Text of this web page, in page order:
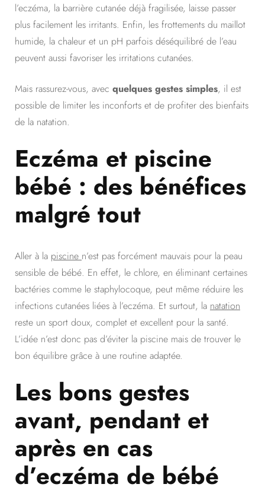
l’eczéma, la barrière cutanée déjà fragilisée, laisse passer
plus facilement les irritants. Enfin, les frottements du maillot
humide, la chaleur et un pH parfois déséquilibré de l’eau
peuvent aussi favoriser les irritations cutanées.
Mais rassurez-vous, avec quelques gestes simples, il est
possible de limiter les inconforts et de profiter des bienfaits
de la natation.
Eczéma et piscine
bébé : des bénéfices
malgré tout
Aller à la piscine n’est pas forcément mauvais pour la peau
sensible de bébé. En effet, le chlore, en éliminant certaines
bactéries comme le staphylocoque, peut même réduire les
infections cutanées liées à l’eczéma. Et surtout, la natation
reste un sport doux, complet et excellent pour la santé.
L’idée n’est donc pas d’éviter la piscine mais de trouver le
bon équilibre grâce à une routine adaptée.
Les bons gestes
avant, pendant et
après en cas
d’eczéma de bébé